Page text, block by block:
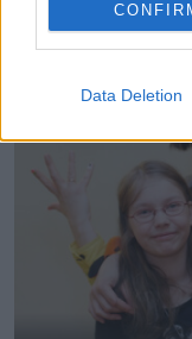
Data Deletion